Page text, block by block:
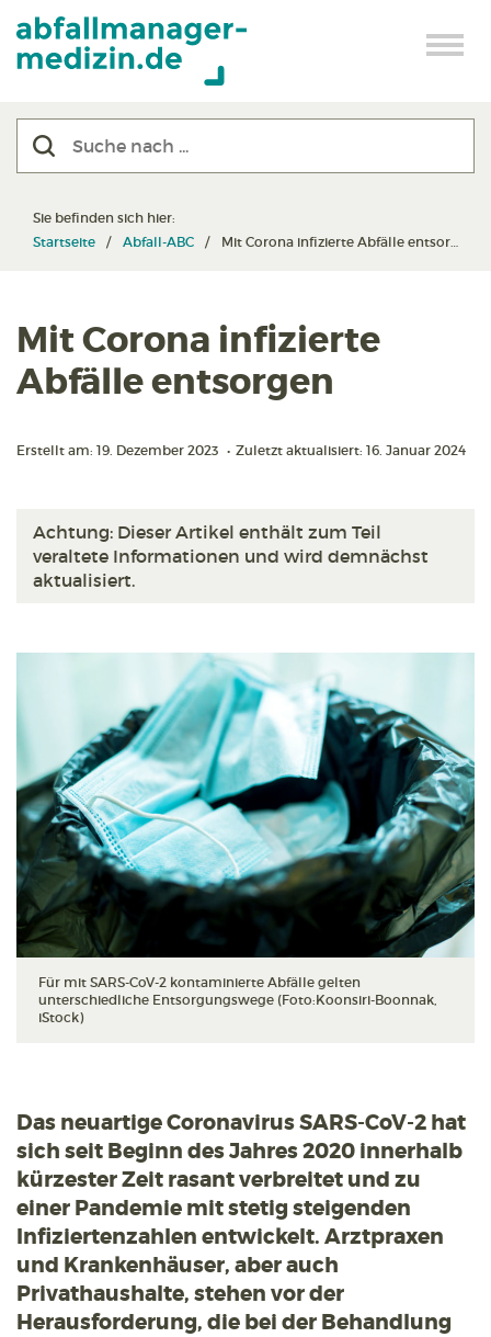
Sie befinden sich hier:
Startseite
Abfall-ABC Mit Corona infizierte Abfälle entsorgen
Mit Corona infizierte
Abfälle entsorgen
Erstellt am: 19. Dezember 2023 • Zuletzt aktualisiert: 16. Januar 2024
Achtung: Dieser Artikel enthält zum Teil
veraltete Informationen und wird demnächst
aktualisiert.
Für mit SARS-CoV-2 kontaminierte Abfälle gelten
unterschiedliche Entsorgungswege (Foto:Koonsiri-Boonnak,
iStock)
Das neuartige Coronavirus SARS-CoV-2 hat
sich seit Beginn des Jahres 2020 innerhalb
kürzester Zeit rasant verbreitet und zu
einer Pandemie mit stetig steigenden
Infiziertenzahlen entwickelt. Arztpraxen
und Krankenhäuser, aber auch
Privathaushalte, stehen vor der
Herausforderung, die bei der Behandlung